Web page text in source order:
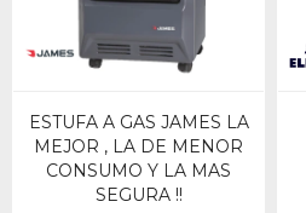
ESTUFA A GAS JAMES LA
MEJOR , LA DE MENOR
CONSUMO Y LA MAS
SEGURA !!